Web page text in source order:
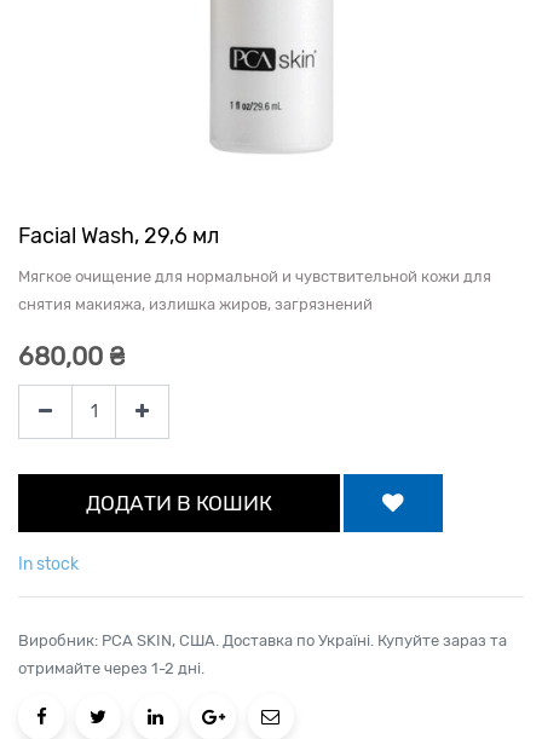
Facial Wash, 29,6 мл
Мягкое очищение для нормальной и чувствительной кожи для
снятия макияжа, излишка жиров, загрязнений
680,00 ₴
ДОДАТИ В КОШИК
In stock
Виробник: PCA SKIN, США. Доставка по Україні. Купуйте зараз та
отримайте через 1-2 дні.